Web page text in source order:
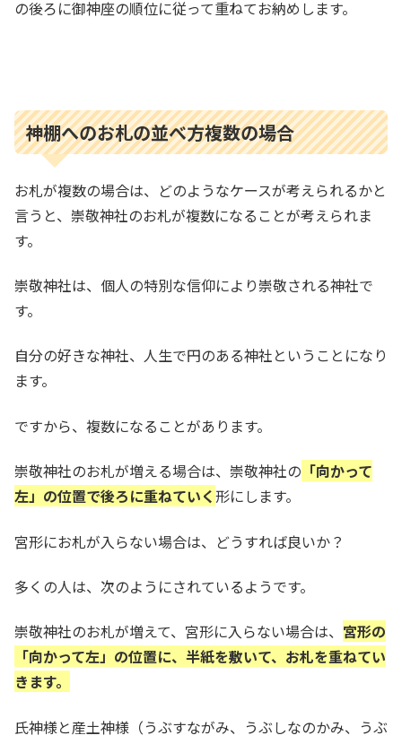
の後ろに御神座の順位に従って重ねてお納めします。
神棚へのお札の並べ方複数の場合
お札が複数の場合は、どのようなケースが考えられるかと
言うと、崇敬神社のお札が複数になることが考えられま
す。
崇敬神社は、個人の特別な信仰により崇敬される神社で
す。
自分の好きな神社、人生で円のある神社ということになり
ます。
ですから、複数になることがあります。
崇敬神社のお札が増える場合は、崇敬神社の 「向かって
左」の位置で後ろに重ねていく形にします。
宮形にお札が入らない場合は、どうすれば良いか？
多くの人は、次のようにされているようです。
崇敬神社のお札が増えて、宮形に入らない場合は、 宮形の
「向かって左」の位置に、半紙を敷いて、お札を重ねてい
きます。
氏神様と産土神様（うぶすながみ、うぶしなのかみ、うぶ